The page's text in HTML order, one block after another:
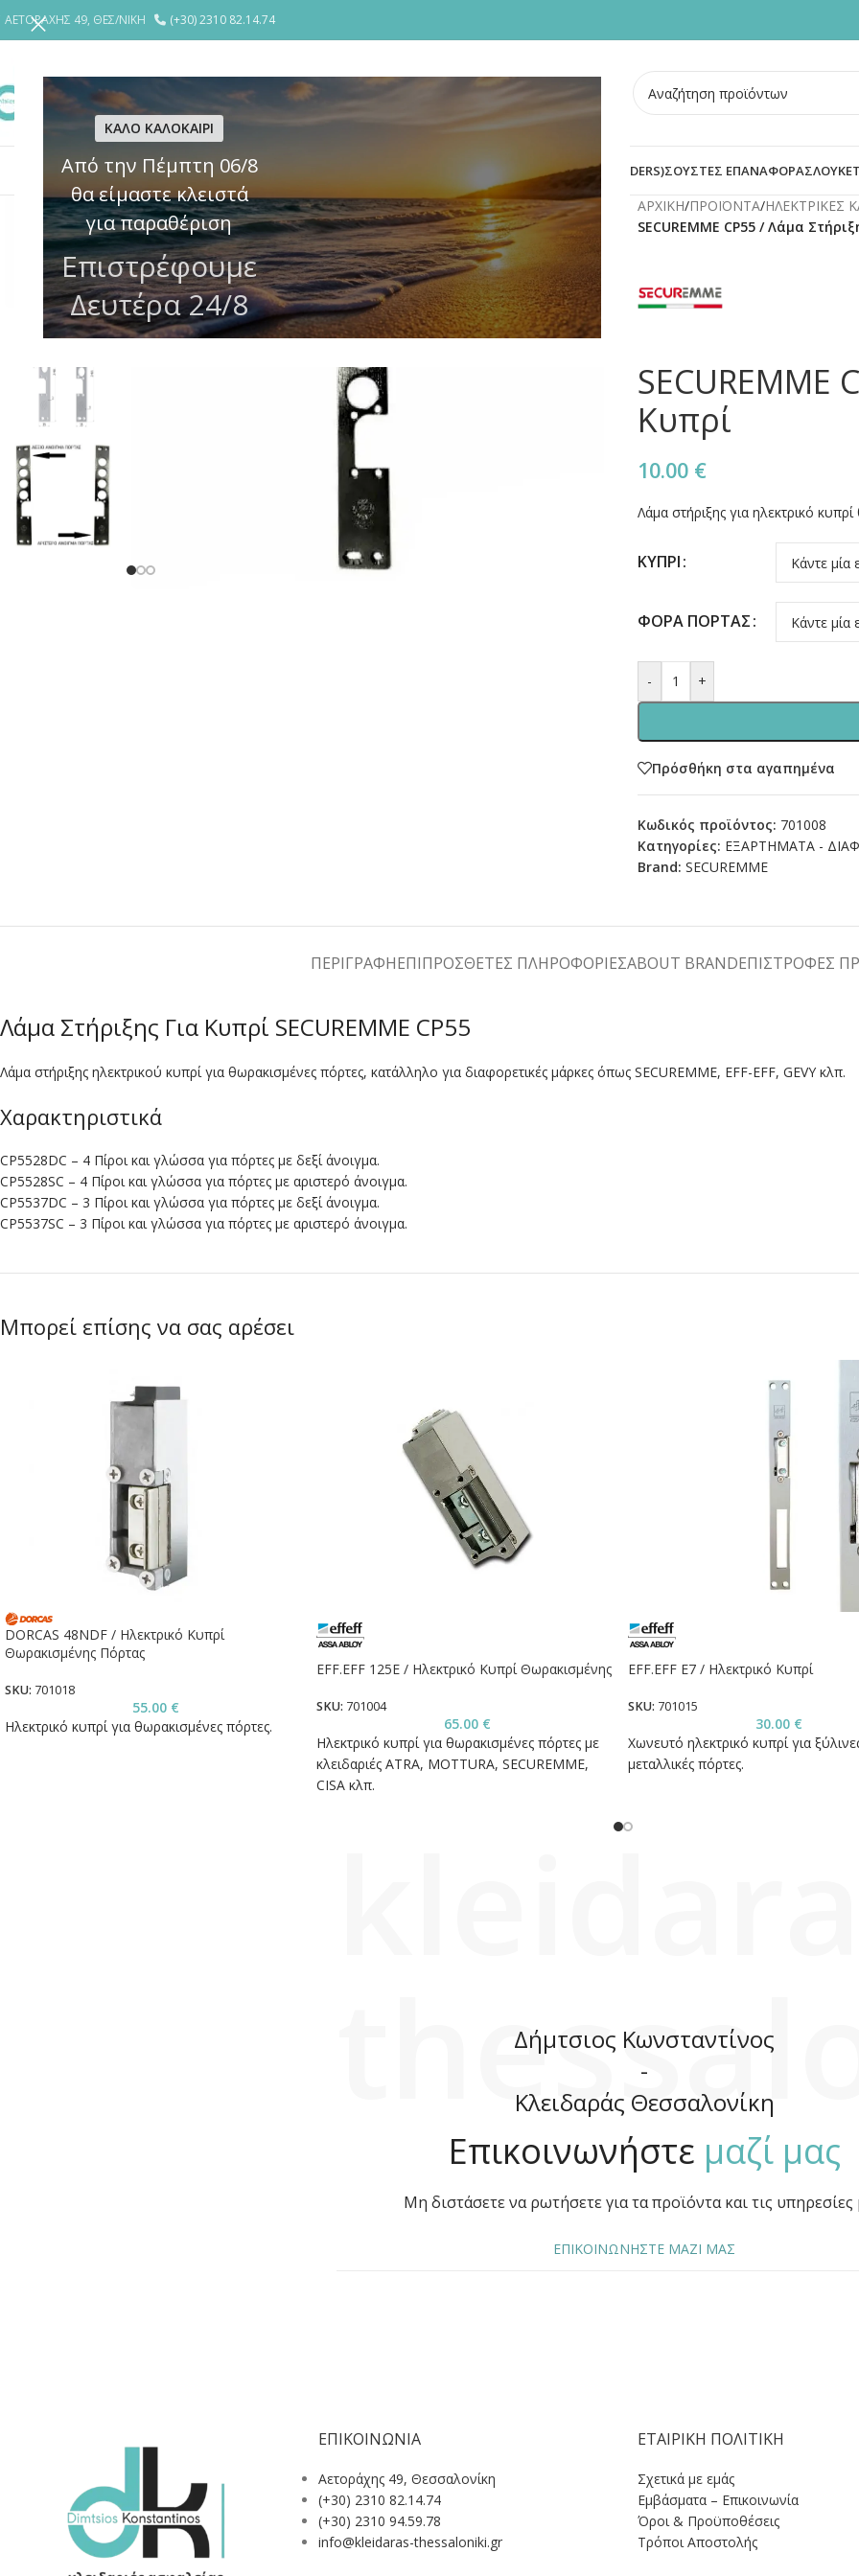
ΚΑΛΟ ΚΑΛΟΚΑΙΡΙ
Από την Πέμπτη 06/8
θα είμαστε κλειστά
για παραθέριση
Επιστρέφουμε
Δευτέρα 24/8
ΑΕΤΟΡΑΧΗΣ 49, ΘΕΣ/ΝΙΚΗ (+30) 2310 82.14.74
ΕΤΑΙΡΕΙΑ YΠΗΡΕΣΙΕΣ ΘΩΡΑΚΙΣΜΕΝΕΣ ΠΟΡΤΕΣ
ΚΛΕΙΔΑΡΙΕΣΗΛΕΚΤΡΙΚΕΣ ΚΛΕΙΔΑΡΙΕΣ – ΚΥΠΡΙ ΠΡΟΣΤΑΣΙΑ ΚΥΛΙΝΔΡΟΥ (DEFENDERS)ΣΟΥΣΤΕΣ ΕΠΑΝΑΦΟΡΑΣ
ΑΡΧΙΚΗ/ΠΡΟΪΟΝΤΑ/ΗΛΕΚΤΡΙΚΕΣ
SECUREMME CP55 / Λάμα
SECUREMME
Κυπρί
10.00 €
Λάμα στήριξης για ηλεκτρικό
ΚΥΠΡΙ
ΦΟΡΑ ΠΟΡΤΑΣ
- +
Πρόσθήκη στα αγαπημένα
Κωδικός προϊόντος: 701008
Κατηγορίες: ΕΞΑΡΤΗΜΑΤΑ -
Brand: SECUREMME
ΠΕΡΙΓΡΑΦΉΕΠΙΠΡΌΣΘΕΤΕΣ ΠΛΗΡΟΦΟΡΊΕΣABOUT BRANDΕΠΙΣΤΡΟΦΕΣ
Λάμα Στήριξης Για Κυπρί SECUREMME CP55
Λάμα στήριξης ηλεκτρικού κυπρί για θωρακισμένες πόρτες, κατάλληλο για διαφορετικές μάρκες όπως SECUREMME, EFF-EFF, GEVY κλπ.
Χαρακτηριστικά
CP5528DC – 4 Πίροι και γλώσσα για πόρτες με δεξί άνοιγμα.
CP5528SC – 4 Πίροι και γλώσσα για πόρτες με αριστερό άνοιγμα.
CP5537DC – 3 Πίροι και γλώσσα για πόρτες με δεξί άνοιγμα.
CP5537SC – 3 Πίροι και γλώσσα για πόρτες με αριστερό άνοιγμα.
Μπορεί επίσης να σας αρέσει
DORCAS 48NDF / Ηλεκτρικό Κυπρί
Θωρακισμένης Πόρτας
SKU: 701018
55.00 €
Ηλεκτρικό κυπρί για θωρακισμένες πόρτες.
EFF.EFF 125Ε / Ηλεκτρικό Κυπρί Θωρακισμένης
SKU: 701004
65.00 €
Ηλεκτρικό κυπρί για θωρακισμένες πόρτες με
κλειδαριές ATRA, MOTTURA, SECUREMME,
CISA κλπ.
EFF.EFF E7 / Ηλεκτρικό Κυπρί
SKU: 701015
30.00 €
Χωνευτό ηλεκτρικό κυπρί για
μεταλλικές πόρτες.
Δήμτσιος Κωνσταντίνος
-
Κλειδαράς Θεσσαλονίκη
Επικοινωνήστε μαζί μας
Μη διστάσετε να ρωτήσετε για τα προϊόντα και τις υπηρεσίες
ΕΠΙΚΟΙΝΩΝΗΣΤΕ ΜΑΖΙ ΜΑΣ
ΕΠΙΚΟΙΝΩΝΙΑ
Αετοράχης 49, Θεσσαλονίκη
(+30) 2310 82.14.74
(+30) 2310 94.59.78
info@kleidaras-thessaloniki.gr
ΕΤΑΙΡΙΚΗ ΠΟΛΙΤΙΚΗ
Σχετικά με εμάς
Εμβάσματα – Επικοινωνία
Όροι & Προϋποθέσεις
Tρόποι Αποστολής